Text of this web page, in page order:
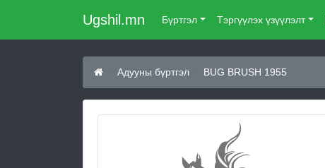
Ugshil.mn Бүртгэл Тэргүүлэх үзүүлэлт
Адууны бүртгэл BUG BRUSH 1955